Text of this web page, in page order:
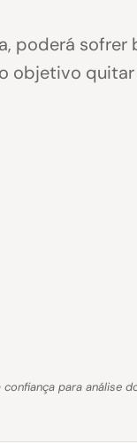
poderá sofrer
objetivo
para análise